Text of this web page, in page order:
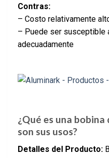
Contras:
– Costo relativamente
– Puede ser susceptible
adecuadamente
¿Qué es una
son sus usos?
Detalles del Producto: